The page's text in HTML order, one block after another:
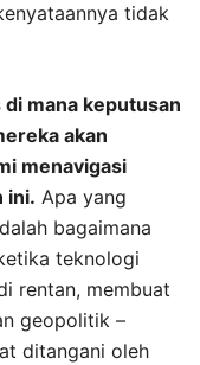
tidak
mana keputusan
akan
menavigasi
ini. Apa yang
bagaimana
teknologi
rentan, membuat
geopolitik –
ditangani oleh